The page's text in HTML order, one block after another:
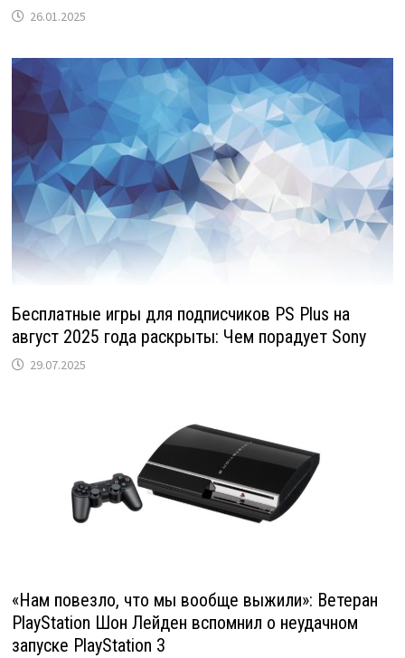
26.01.2025
Бесплатные игры для подписчиков PS Plus на
август 2025 года раскрыты: Чем порадует Sony
29.07.2025
«Нам повезло, что мы вообще выжили»: Ветеран
PlayStation Шон Лейден вспомнил о неудачном
запуске PlayStation 3